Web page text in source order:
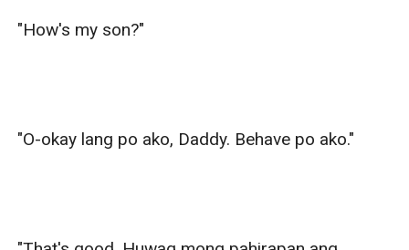
"How's my son?"
"O-okay lang po ako, Daddy. Behave po ako."